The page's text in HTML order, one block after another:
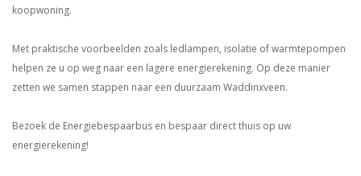
koopwoning.
Met praktische voorbeelden zoals ledlampen, isolatie of warmtepompen
helpen ze u op weg naar een lagere energierekening. Op deze manier
zetten we samen stappen naar een duurzaam Waddinxveen.
Bezoek de Energiebespaarbus en bespaar direct thuis op uw
energierekening!